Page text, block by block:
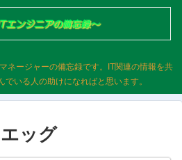
ネージャーの備忘録です。IT関連の情報を共
いる人の助けになればと思います。
ッグ